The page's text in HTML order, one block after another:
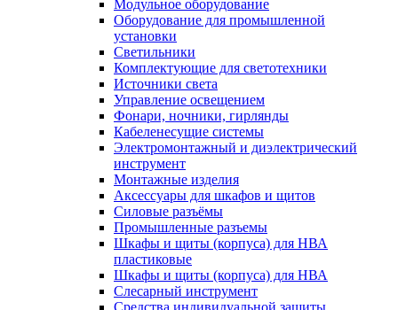
Модульное оборудование
Оборудование для промышленной
установки
Светильники
Комплектующие для светотехники
Источники света
Управление освещением
Фонари, ночники, гирлянды
Кабеленесущие системы
Электромонтажный и диэлектрический
инструмент
Монтажные изделия
Аксессуары для шкафов и щитов
Силовые разъёмы
Промышленные разъемы
Шкафы и щиты (корпуса) для НВА
пластиковые
Шкафы и щиты (корпуса) для НВА
Слесарный инструмент
Средства индивидуальной защиты